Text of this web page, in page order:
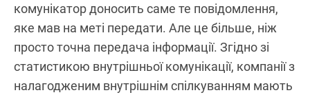
комунікатор доносить саме те повідомлення,
яке мав на меті передати. Але це більше, ніж
просто точна передача інформації. Згідно зі
статистикою внутрішньої комунікації, компанії з
налагодженим внутрішнім спілкуванням мають